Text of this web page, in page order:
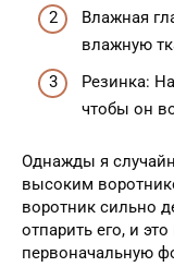
Влажная
влажную
Резинка:
чтобы он
Однажды я
высоким
воротник сильно
отпарить его, и
первоначальную